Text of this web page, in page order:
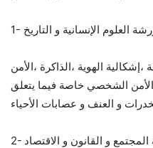
الهوية ،الذاكرة ،الأمن
الأمن الشخصي خاصة فيما يتعلق